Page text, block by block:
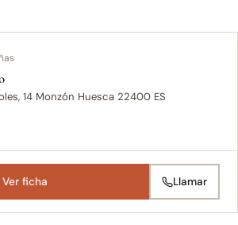
14 Monzón Huesca 22400 ES
Ver ficha Llamar